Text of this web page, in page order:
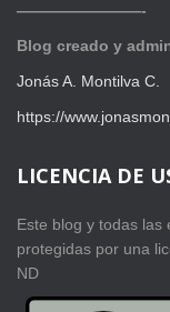
————————-
Blog creado y
Jonás A. Montilva C.
https://
LICENCIA DE
Este blog y todas las
protegidas por una
ND